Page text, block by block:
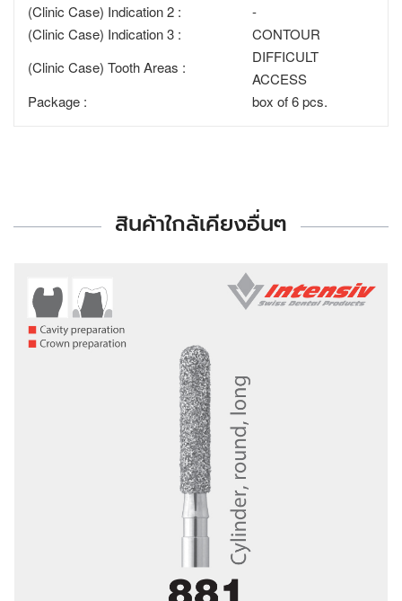
(Clinic Case) Indication 2 :
-
(Clinic Case) Indication 3 :
CONTOUR
(Clinic Case) Tooth Areas :
DIFFICULT
ACCESS
Package :
box of 6 pcs.
สินค้าใกล้เคียงอื่นๆ